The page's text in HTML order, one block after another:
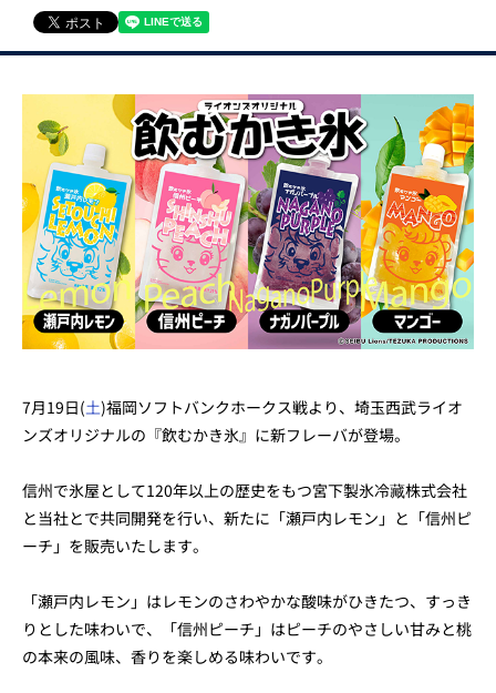
7月19日(土)福岡ソフトバンクホークス戦より、埼玉西武ライオ
ンズオリジナルの『飲むかき氷』に新フレーバが登場。
信州で氷屋として120年以上の歴史をもつ宮下製氷冷藏株式会社
と当社とで共同開発を行い、新たに「瀬戸内レモン」と「信州ピ
ーチ」を販売いたします。
「瀬戸内レモン」はレモンのさわやかな酸味がひきたつ、すっき
りとした味わいで、「信州ピーチ」はピーチのやさしい甘みと桃
の本来の風味、香りを楽しめる味わいです。